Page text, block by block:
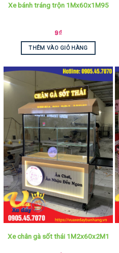
Xe bánh tráng trộn 1Mx60x1M95
9₫
THÊM VÀO GIỎ HÀNG
Xe chân gà sốt thái 1M2x60x2M1